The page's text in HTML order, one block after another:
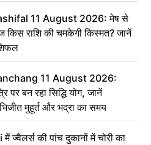
11 August 2026: मेष से
राशि की चमकेगी किस्मत? जानें
11 August 2026:
पर बन रहा सिद्धि योग, जानें
मुहूर्त और भद्रा का समय
ज्वैलर्स की पांच दुकानों में चोरी का